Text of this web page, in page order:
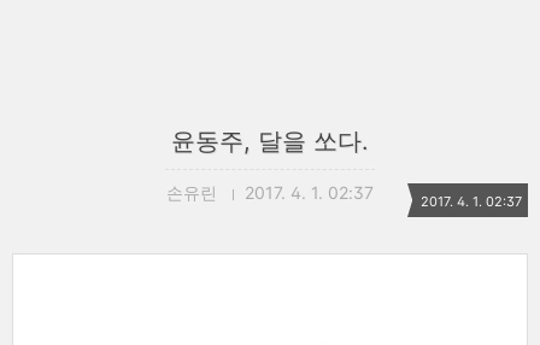
윤동주, 달을 쏘다.
손유린 2017. 4. 1. 02:37 2017. 4. 1. 02:37